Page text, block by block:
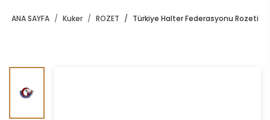
ANA SAYFA Kuker ROZET Türkiye Halter Federasyonu Rozeti